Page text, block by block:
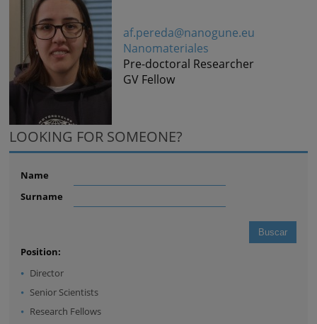
af.pereda@nanogune.eu
Nanomateriales
Pre-doctoral Researcher
GV Fellow
LOOKING FOR SOMEONE?
Name
Surname
Position:
Director
Senior Scientists
Research Fellows